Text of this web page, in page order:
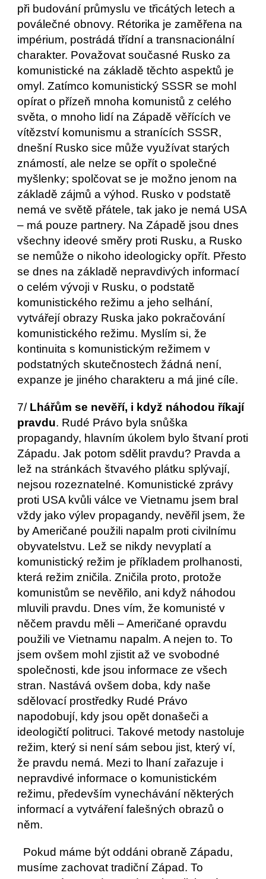
při budování průmyslu ve třicátých letech a
poválečné obnovy. Rétorika je zaměřena na
impérium, postrádá třídní a transnacionální
charakter. Považovat současné Rusko za
komunistické na základě těchto aspektů je
omyl. Zatímco komunistický SSSR se mohl
opírat o přízeň mnoha komunistů z celého
světa, o mnoho lidí na Západě věřících ve
vítězství komunismu a stranících SSSR,
dnešní Rusko sice může využívat starých
známostí, ale nelze se opřít o společné
myšlenky; spolčovat se je možno jenom na
základě zájmů a výhod. Rusko v podstatě
nemá ve světě přátele, tak jako je nemá USA
– má pouze partnery. Na Západě jsou dnes
všechny ideové směry proti Rusku, a Rusko
se nemůže o nikoho ideologicky opřít. Přesto
se dnes na základě nepravdivých informací
o celém vývoji v Rusku, o podstatě
komunistického režimu a jeho selhání,
vytvářejí obrazy Ruska jako pokračování
komunistického režimu. Myslím si, že
kontinuita s komunistickým režimem v
podstatných skutečnostech žádná není,
expanze je jiného charakteru a má jiné cíle.
7/ Lhářům se nevěří, i když náhodou říkají
pravdu. Rudé Právo byla snůška
propagandy, hlavním úkolem bylo štvaní proti
Západu. Jak potom sdělit pravdu? Pravda a
lež na stránkách štvavého plátku splývají,
nejsou rozeznatelné. Komunistické zprávy
proti USA kvůli válce ve Vietnamu jsem bral
vždy jako výlev propagandy, nevěřil jsem, že
by Američané použili napalm proti civilnímu
obyvatelstvu. Lež se nikdy nevyplatí a
komunistický režim je příkladem prolhanosti,
která režim zničila. Zničila proto, protože
komunistům se nevěřilo, ani když náhodou
mluvili pravdu. Dnes vím, že komunisté v
něčem pravdu měli – Američané opravdu
použili ve Vietnamu napalm. A nejen to. To
jsem ovšem mohl zjistit až ve svobodné
společnosti, kde jsou informace ze všech
stran. Nastává ovšem doba, kdy naše
sdělovací prostředky Rudé Právo
napodobují, kdy jsou opět donašeči a
ideologičtí politruci. Takové metody nastoluje
režim, který si není sám sebou jist, který ví,
že pravdu nemá. Mezi to lhaní zařazuje i
nepravdivé informace o komunistickém
režimu, především vynechávání některých
informací a vytváření falešných obrazů o
něm.
musíme zachovat tradiční Západ. To